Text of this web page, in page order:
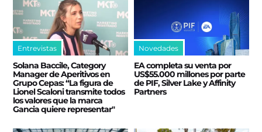
Entrevistas
Solana Baccile, Category
Manager de Aperitivos en
Grupo Cepas: “La figura de
Lionel Scaloni transmite todos
los valores que la marca
Gancia quiere representar"
Novedades
EA completa su venta por
US$55.000 millones por parte
de PIF, Silver Lake y Affinity
Partners